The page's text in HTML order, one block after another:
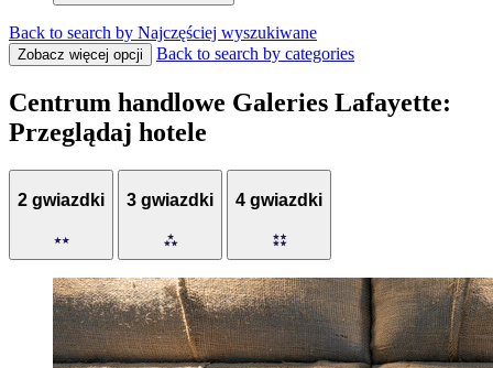
Back to search by Najczęściej wyszukiwane
Zobacz więcej opcji Back to search by categories
Centrum handlowe Galeries Lafayette:
Przeglądaj hotele
2 gwiazdki 3 gwiazdki 4 gwiazdki